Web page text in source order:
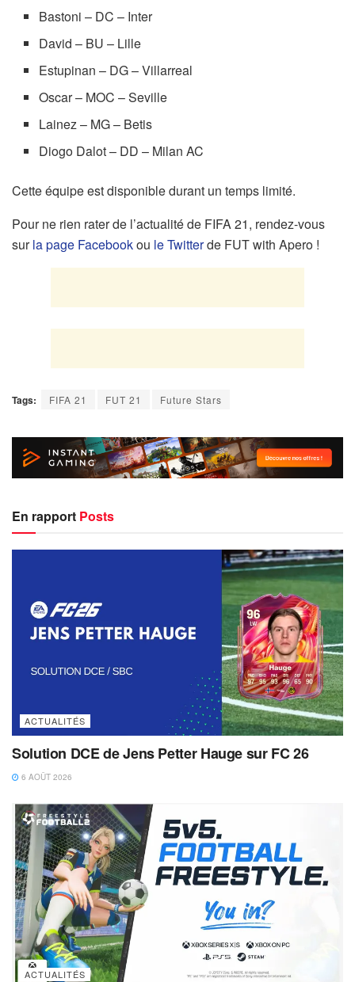
Bastoni – DC – Inter
David – BU – Lille
Estupinan – DG – Villarreal
Oscar – MOC – Seville
Lainez – MG – Betis
Diogo Dalot – DD – Milan AC
Cette équipe est disponible durant un temps limité.
Pour ne rien rater de l’actualité de FIFA 21, rendez-vous
surla page Facebookou le Twitterde FUT with Apero !
Tags: FIFA 21 FUT 21 Future Stars
En rapport Posts
ACTUALITÉS
Solution DCE de Jens Petter Hauge sur FC 26
6 AOÛT 2026
ACTUALITÉS